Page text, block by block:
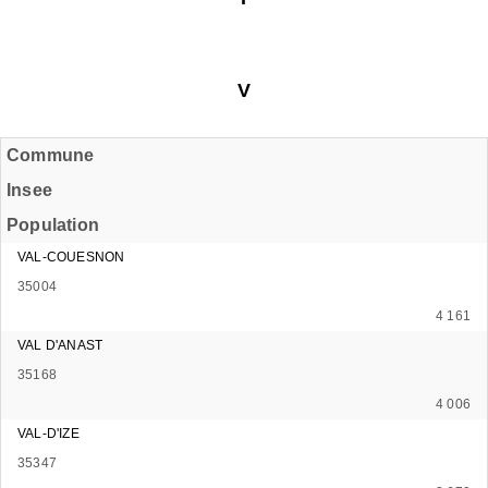
V
Commune
Insee
Population
VAL-COUESNON
35004
4 161
VAL D'ANAST
35168
4 006
VAL-D'IZE
35347